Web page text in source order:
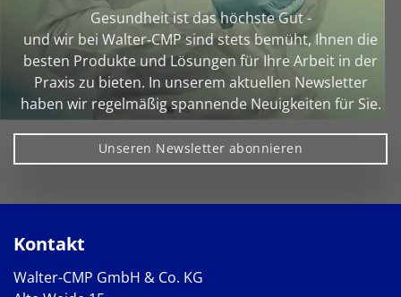
Gesundheit ist das höchste Gut -
und wir bei Walter‑CMP sind stets bemüht, Ihnen die
besten Produkte und Lösungen für Ihre Arbeit in der
Praxis zu bieten. In unserem aktuellen Newsletter
haben wir regelmäßig spannende Neuigkeiten für Sie.
Unseren Newsletter abonnieren
Kontakt
Walter-CMP GmbH & Co. KG